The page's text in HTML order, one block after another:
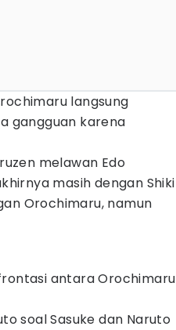
langsung
gangguan karena
melawan Edo
masih dengan Shiki
Orochimaru, namun
antara Orochimaru
soal Sasuke dan Naruto